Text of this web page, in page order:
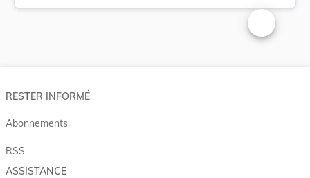
Changer la
RESTER INFORMÉ
Abonnements
RSS
ASSISTANCE